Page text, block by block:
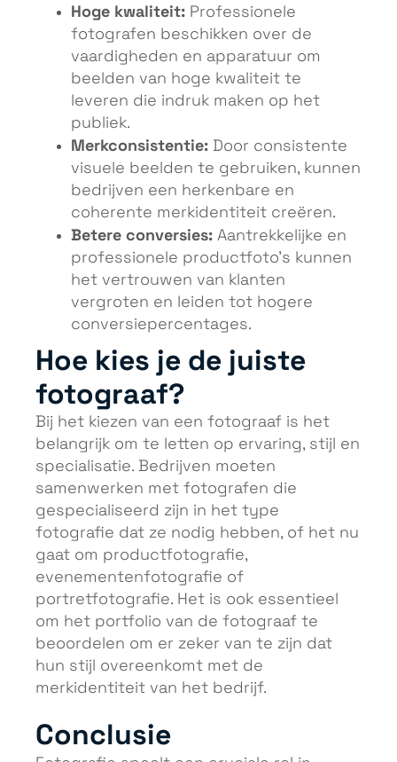
Hoge kwaliteit: Professionele
fotografen beschikken over de
vaardigheden en apparatuur om
beelden van hoge kwaliteit te
leveren die indruk maken op het
publiek.
Merkconsistentie: Door consistente
visuele beelden te gebruiken, kunnen
bedrijven een herkenbare en
coherente merkidentiteit creëren.
Betere conversies: Aantrekkelijke en
professionele productfoto’s kunnen
het vertrouwen van klanten
vergroten en leiden tot hogere
conversiepercentages.
Hoe kies je de juiste
fotograaf?
Bij het kiezen van een fotograaf is het
belangrijk om te letten op ervaring, stijl en
specialisatie. Bedrijven moeten
samenwerken met fotografen die
gespecialiseerd zijn in het type
fotografie dat ze nodig hebben, of het nu
gaat om productfotografie,
evenementenfotografie of
portretfotografie. Het is ook essentieel
om het portfolio van de fotograaf te
beoordelen om er zeker van te zijn dat
hun stijl overeenkomt met de
merkidentiteit van het bedrijf.
Conclusie